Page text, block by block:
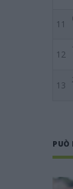
11
12
13
PUÒ